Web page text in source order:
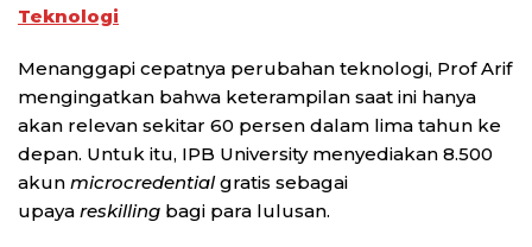
Teknologi
Menanggapi cepatnya perubahan teknologi, Prof Arif
mengingatkan bahwa keterampilan saat ini hanya
akan relevan sekitar 60 persen dalam lima tahun ke
depan. Untuk itu, IPB University menyediakan 8.500
akun microcredentialgratis sebagai
upaya reskilling bagi para lulusan.